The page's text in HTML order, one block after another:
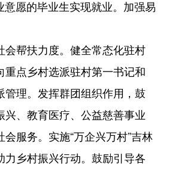
意愿的毕业生实现就业。加强易
会帮扶力度。健全常态化驻村
重点乡村选派驻村第一书记和
管理。发挥群团组织作用，鼓
兴、教育医疗、公益慈善事业
服务。实施“万企兴万村”吉林
力乡村振兴行动。鼓励引导各